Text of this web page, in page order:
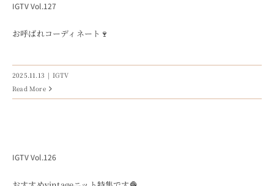
IGTV Vol.127
お呼ばれコーディネート🍷
2025.11.13 | IGTV
Read More
IGTV Vol.126